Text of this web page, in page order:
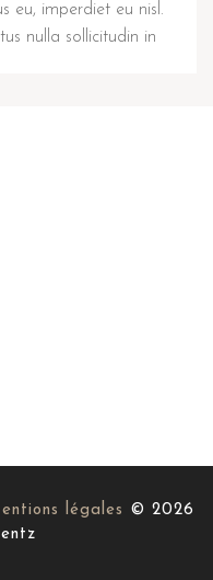
eu, imperdiet eu nisl.
nulla sollicitudin in
légales © 2026